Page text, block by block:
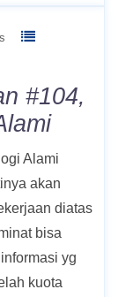
#104,
Alami
akan
diatas
bisa
yg
kuota